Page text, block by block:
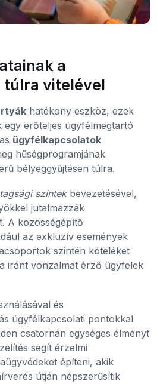
a
túlra vitelével
hatékony eszköz, ezek
egy erőteljes ügyfélmegtartó
ügyfélkapcsolatok
hűségprogramjának
bélyeggyűjtésen túlra.
szintekbevezetésével,
jutalmazzák
A közösségépítő
az exkluzív események
szintén köteléket
iránt vonzalmat érző ügyfelek
és
ügyfélkapcsolati pontokkal
csatornán egységes élményt
segít érzelmi
építeni, akik
útján népszerűsítik